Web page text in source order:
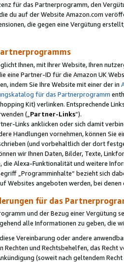
für das Partnerprogramm, den
du auf der Website Amazon.com
die gegen eine Vergütung
Ihnen, mit Ihrer Website, Ihren
eine Partner-ID für die Amazon UK
indem Sie Ihre Website mit einer der in
für das Partnerprogramm
Kit) verlinken. Entsprechende
(„ Partner-Links“).
Links anklicken oder sich damit
Handlungen vornehmen, können Sie
(und vorbehaltlich der dort
wir Ihnen Daten, Bilder, Texte,
Alexa-Funktionalität und weitere
„Programminhalte“ bezieht sich
Websites angeboten werden, bei
für das
und der Bezug einer Vergütung
alle Informationen zu geben, die
Vereinbarung oder andere
Rechten und Rechtsbehelfen, das
(soweit nach geltendem